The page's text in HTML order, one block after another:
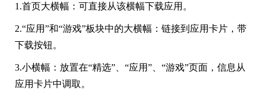
1.首页大横幅：可直接从该横幅下载应用。
2.“应用”和“游戏”板块中的大横幅：链接到应用卡片，带
下载按钮。
3.小横幅：放置在“精选”、“应用”、“游戏”页面，信息从
应用卡片中调取。